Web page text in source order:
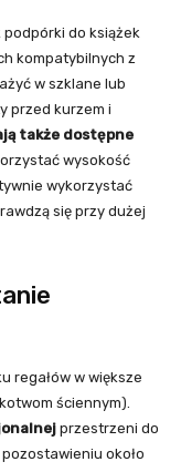
do książek
kompatybilnych z
w szklane lub
przed kurzem i
także dostępne
wysokość
wykorzystać
się przy dużej
regałów w większe
ściennym).
przestrzeni do
około